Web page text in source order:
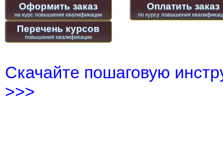
Оформить заказ Оплатить заказ
Перечень курсов
повышения квалификации
Скачайте пошаговую
>>>